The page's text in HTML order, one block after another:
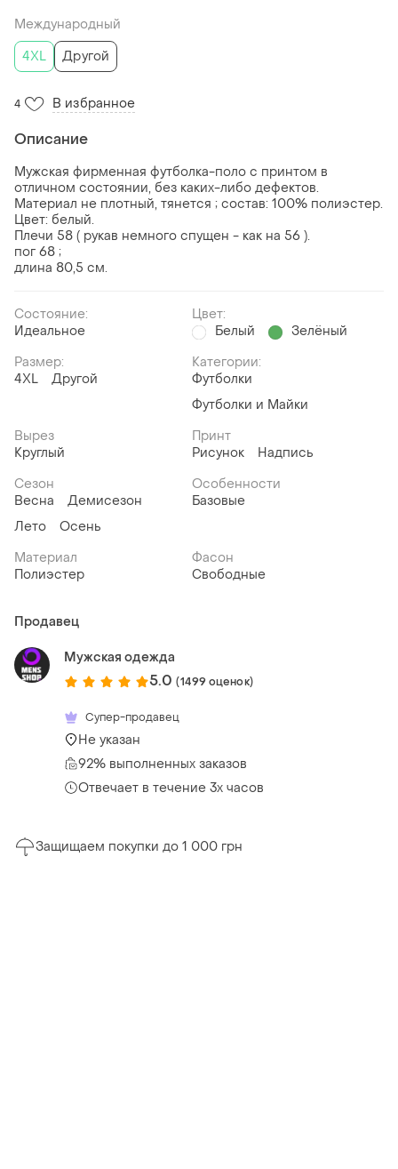
Международный
4XL
Другой
4 В избранное
Описание
Мужская фирменная футболка-поло с принтом в
отличном состоянии, без каких-либо дефектов.
Материал не плотный, тянется ; состав: 100% полиэстер.
Цвет: белый.
Плечи 58 ( рукав немного спущен - как на 56 ).
пог 68 ;
длина 80,5 см.
Состояние:
Идеальное
Цвет:
Белый
Зелёный
Размер:
4XL
Другой
Категории:
Футболки
Футболки и Майки
Вырез
Круглый
Принт
Рисунок
Надпись
Сезон
Весна
Демисезон
Лето
Осень
Особенности
Базовые
Материал
Полиэстер
Фасон
Свободные
Продавец
Мужская одежда
5.0 (1499 оценок)
Супер-продавец
Не указан
92% выполненных заказов
Отвечает в течение 3х часов
Защищаем покупки до 1 000 грн